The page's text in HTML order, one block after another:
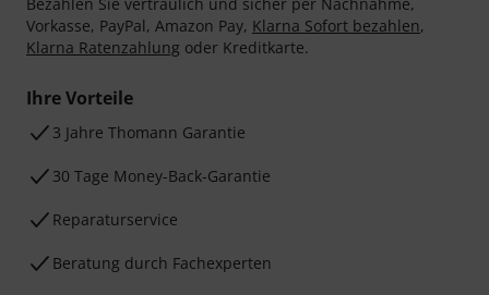
Vorkasse, PayPal, Amazon Pay, Klarna Sofort bezahlen,
Klarna Ratenzahlung oder Kreditkarte.
Ihre Vorteile
3 Jahre Thomann Garantie
30 Tage Money-Back-Garantie
Reparaturservice
Beratung durch Fachexperten